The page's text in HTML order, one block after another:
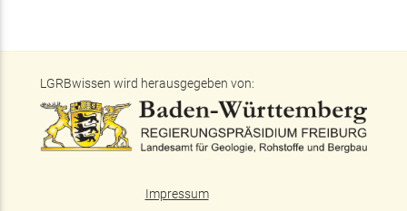
LGRBwissen wird herausgegeben von:
Impressum